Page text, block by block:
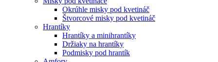
Okrúhle misky pod kvetináč
Štvorcové misky pod kvetináč
Hrantíky
Hrantíky a minihrantíky
Držiaky na hrantíky
Podmisky pod hrantík